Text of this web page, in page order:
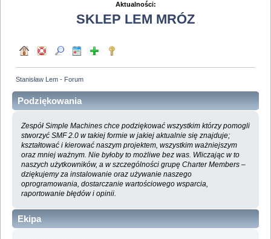
Aktualności:
SKLEP LEM MRÓZ
Stanisław Lem - Forum
Podziękowania
Zespół Simple Machines chce podziękować wszystkim którzy pomogli
stworzyć SMF 2.0 w takiej formie w jakiej aktualnie się znajduje;
kształtować i kierować naszym projektem, wszystkim ważniejszym
oraz mniej ważnym. Nie byłoby to możliwe bez was. Wliczając w to
naszych użytkowników, a w szczególności grupę Charter Members –
dziękujemy za instalowanie oraz używanie naszego
oprogramowania, dostarczanie wartościowego wsparcia,
raportowanie błędów i opinii.
Ekipa